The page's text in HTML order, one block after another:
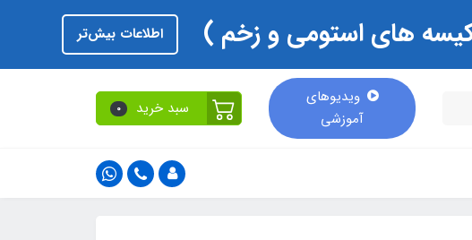
اطلاعات بیش‌تر
ویدیوهای
آموزشی
سبد خرید 0